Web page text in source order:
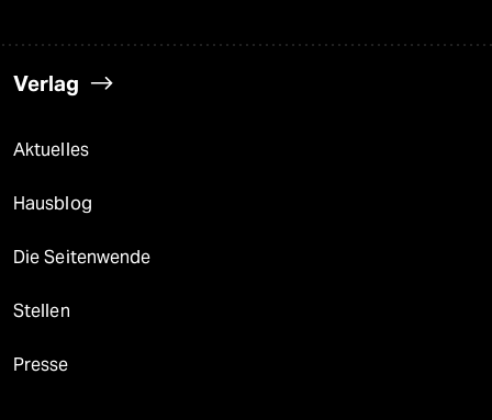
Verlag
Aktuelles
Hausblog
Die Seitenwende
Stellen
Presse